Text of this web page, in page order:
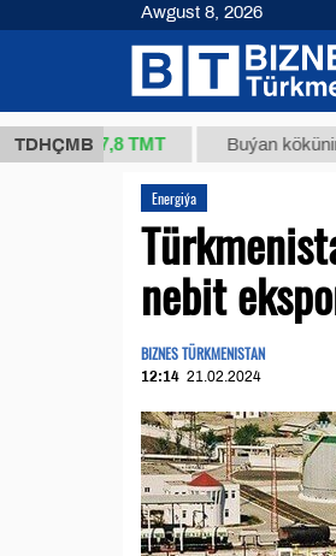
TDHÇMB
37,8 ТМТ Buýan köküniň
Energiýa
nebit
BIZNES TÜRKMENISTAN
12:14 21.02.2024
Awgust 8, 2026